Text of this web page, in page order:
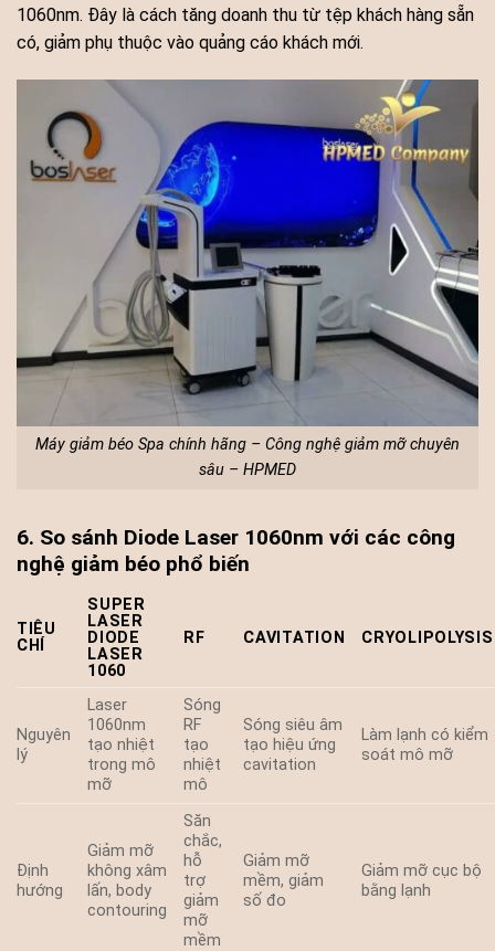
1060nm. Đây là cách tăng doanh thu từ tệp khách hàng sẵn
có, giảm phụ thuộc vào quảng cáo khách mới.
Máy giảm béo Spa chính hãng – Công nghệ giảm mỡ chuyên
sâu – HPMED
6. So sánh Diode Laser 1060nm với các công
nghệ giảm béo phổ biến
TIÊU
CHÍ
SUPER
LASER
DIODE
LASER
1060
RF CAVITATION CRYOLIPOLYSIS
Nguyên
lý
Laser
1060nm
tạo nhiệt
trong mô
mỡ
Sóng
RF
tạo
nhiệt
mô
Sóng siêu âm
tạo hiệu ứng
cavitation
Làm lạnh có kiểm
soát mô mỡ
Định
hướng
Giảm mỡ
không xâm
lấn, body
contouring
Săn
chắc,
hỗ
trợ
giảm
mỡ
mềm
Giảm mỡ
mềm, giảm
số đo
Giảm mỡ cục bộ
bằng lạnh